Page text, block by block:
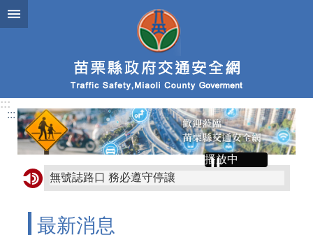
跳到主要內容區塊
:::
:::
播放中
無號誌路口 務必遵守停讓
人本交通 停讓文化
最新消息